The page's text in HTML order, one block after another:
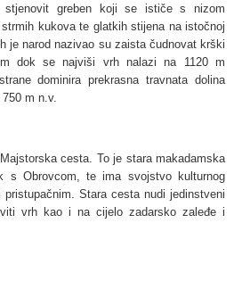
greben koji se ističe s nizom
kukova te glatkih stijena na istočnoj
je narod nazivao su zaista čudnovat krški
dok se najviši vrh nalazi na 1120 m
dominira prekrasna travnata dolina
m n.v.
cesta. To je stara makadamska
s Obrovcom, te ima svojstvo kulturnog
Stara cesta nudi jedinstveni
vrh kao i na cijelo zadarsko zaleđe i